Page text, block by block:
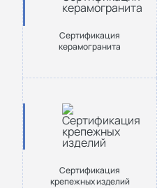
Сертификация
керамогранита
Сертификация
крепежных изделий